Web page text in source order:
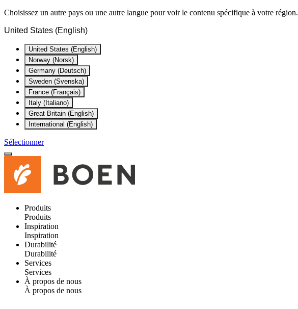
Choisissez un autre pays ou une autre langue pour voir le contenu spécifique à votre région.
United States (English)
United States (English)
Norway (Norsk)
Germany (Deutsch)
Sweden (Svenska)
France (Français)
Italy (Italiano)
Great Britain (English)
International (English)
Sélectionner
Produits
Produits
Inspiration
Inspiration
Durabilité
Durabilité
Services
Services
À propos de nous
À propos de nous